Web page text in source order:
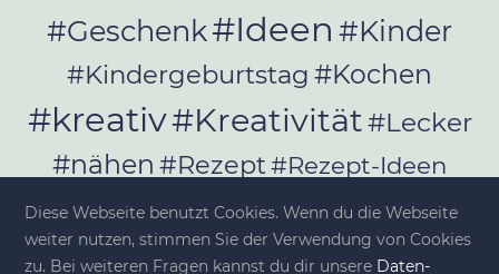
#Geschenk#Ideen #Kinder
#Kindergeburtstag #Kochen
#kreativ#Kreativität#Lecker
#nähen #Rezept#Rezept-Ideen
#Rezepte#selber_bauen
#selber_machen
Diese Webseite benutzt Cookies. Wenn du die Webseite
weiter nutzen, stimmen Sie der Verwendung von Cookies
zu. Bei weiteren Fragen kannst du dir unsere Da­ten­